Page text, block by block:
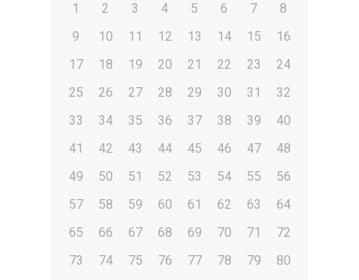
1 2 3 4 5 6 7
8
9
10 11 12 13 14 15
16
17
18 19 20 21 22 23
24
25
26 27 28 29 30 31
32
33
34 35 36 37 38 39
40
41
42 43 44 45 46 47
48
49
50 51 52 53 54 55
56
57
58 59 60 61 62 63
64
65
66 67 68 69 70 71
72
73
74 75 76 77 78 79
80